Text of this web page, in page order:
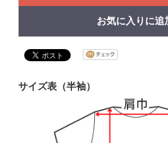
お気に入りに追
サイズ表（半袖）